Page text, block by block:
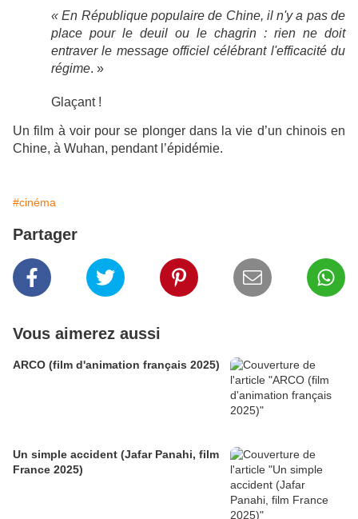
« En République populaire de Chine, il n'y a pas de
place pour le deuil ou le chagrin : rien ne doit
entraver le message officiel célébrant l'efficacité du
régime. »
Glaçant !
Un film à voir pour se plonger dans la vie d’un chinois en
Chine, à Wuhan, pendant l’épidémie.
#cinéma
Partager
Vous aimerez aussi
ARCO (film d'animation français 2025)
Un simple accident (Jafar Panahi, film
France 2025)